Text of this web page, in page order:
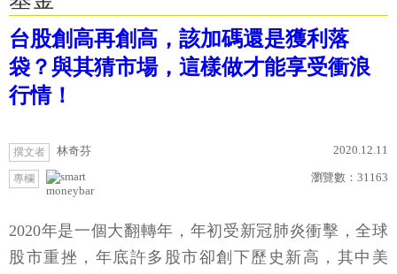
台股創高再創高，該加碼還是獲利落
袋？與其猜市場，這樣做才能享受衝浪
行情！
撰文者 林奇芬 2020.12.11
專欄
moneybar
瀏覽數： 31163
2020年是一個大翻轉年，年初受新冠肺炎衝擊，全球
股市重挫，年底許多股市卻創下歷史新高，其中美